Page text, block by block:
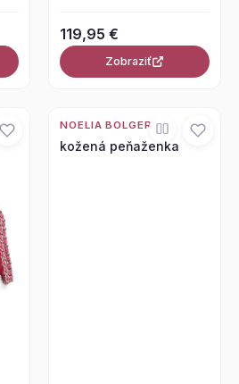
119,95 €
Zobraziť
NOELIA BOLGER
kožená peňaženka